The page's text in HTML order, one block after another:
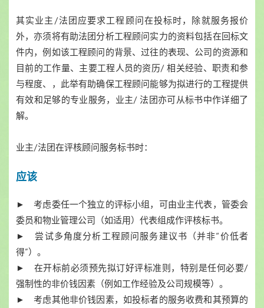
其实业主/法团应要求工程顾问在投标时，除就服务报价
外，亦须将有助法团分析工程顾问实力的资料包括在回标文
件内，例如该工程顾问的背景、过往的表现、公司的资源和
目前的工作量、主要工程人员的资历/ 相关经验、职责和参
与程度、，此举有助确保工程顾问能够为拟进行的工程提供
有效和足够的专业服务，业主/ 法团亦可从标书中作详细了
解。
业主/法团在评核顾问服务标书时：
应该
► 考虑委任一个独立的评标小组，可由业主代表，管委会
委员和物业管理公司（如适用）代表组成作评核标书。
► 尝试多角度分析工程顾问服务建议书（并非“价低者
得”）。
► 在开标前必须预先拟订好评标准则，特别是任何必要/
强制性的非价钱因素（例如工作经验及公司规模等）。
► 考虑其他非价钱因素，如投标者的服务收费和其预算的